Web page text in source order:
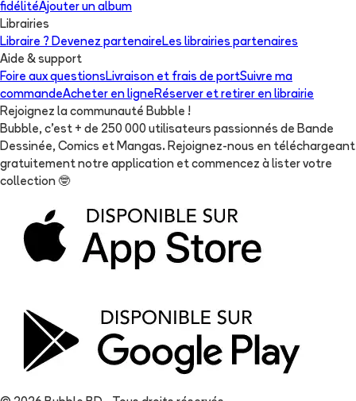
fidélitéAjouter un album
Librairies
Libraire ? Devenez partenaire Les librairies partenaires
Aide & support
Foire aux questions Livraison et frais de portSuivre ma
commandeAcheter en ligne Réserver et retirer en librairie
Rejoignez la communauté Bubble !
Bubble, c'est + de 250 000 utilisateurs passionnés de Bande
Dessinée, Comics et Mangas. Rejoignez-nous en téléchargeant
gratuitement notre application et commencez à lister votre
collection 🤓